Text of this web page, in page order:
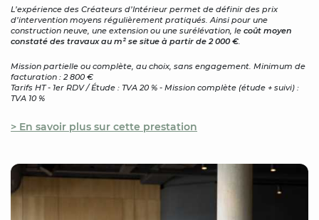
L’expérience des Créateurs d’Intérieur permet de définir des prix
d’intervention moyens régulièrement pratiqués. Ainsi pour une
construction neuve, une extension ou une surélévation, le coût moyen
constaté des travaux au m² se situe à partir de 2 000 €.
Mission partielle ou complète, au choix, sans engagement. Minimum de
facturation : 2 800 €
Tarifs HT - 1er RDV / Étude : TVA 20 % - Mission complète (étude + suivi) :
TVA 10 %
> En savoir plus sur cette prestation